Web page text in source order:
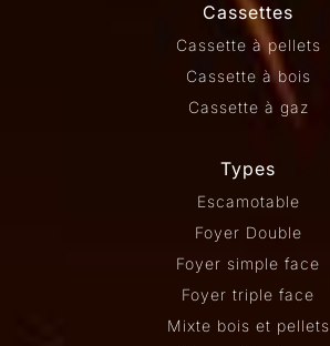
Cassettes
Cassette à pellets
Cassette à bois
Cassette à gaz
Types
Escamotable
Foyer Double
Foyer simple face
Foyer triple face
Mixte bois et pellets